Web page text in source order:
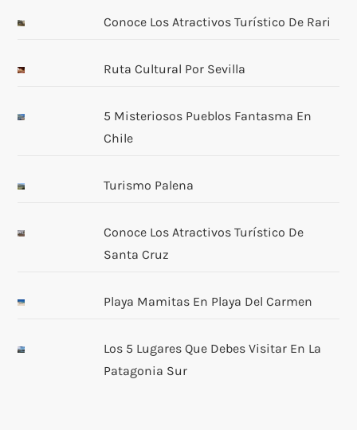
Conoce Los Atractivos Turístico De Rari
Ruta Cultural Por Sevilla
5 Misteriosos Pueblos Fantasma En
Chile
Turismo Palena
Conoce Los Atractivos Turístico De
Santa Cruz
Playa Mamitas En Playa Del Carmen
Los 5 Lugares Que Debes Visitar En La
Patagonia Sur